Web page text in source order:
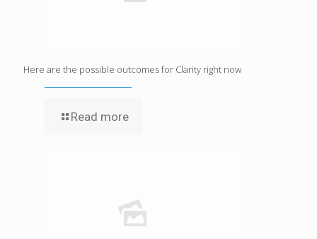
Here are the possible outcomes for Clarity right now
Read more